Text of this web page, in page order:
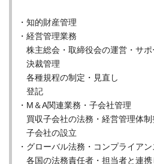
・知的財産管理
・経営管理業務
株主総会・取締役会の運営・サポ
決裁管理
各種規程の制定・見直し
登記
・M＆A関連業務・子会社管理
買収子会社の法務・経営管理体制
子会社の設立
・グローバル法務・コンプライア
各国の法務責任者・担当者と連